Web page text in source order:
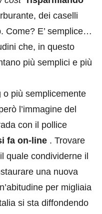
dei caselli
Come? E’ semplice…
che, in questo
più semplici e più
o più semplicemente
l’immagine del
con il pollice
fa on-line . Trovare
quale condividerne il
una nuova
per migliaia
si sta diffondendo